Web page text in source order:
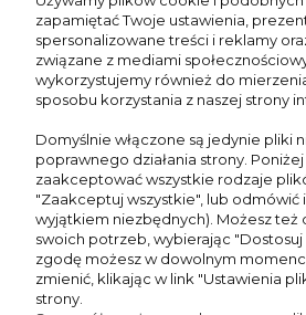
wyjątkowymi
inspiracjami!
Zapisz się
O nas
zapamiętać Twoje ustawienia,
spersonalizowane treści i reklamy
związane z mediami
wykorzystujemy również do
sposobu korzystania z naszej strony
Domyślnie włączone są jedynie pliki
poprawnego działania strony.
zaakceptować wszystkie rodzaje
"Zaakceptuj wszystkie", lub odmówić
wyjątkiem niezbędnych). Możesz też
swoich potrzeb, wybierając
zgodę możesz w dowolnym
zmienić, klikając w link "Ustawienia
strony.